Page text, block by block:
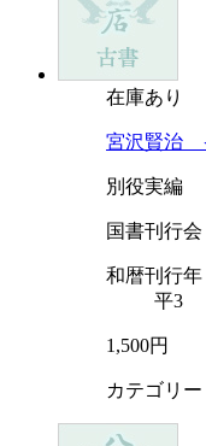
在庫あり
宮沢賢治
別役実編
国書刊行
和暦刊行年
平3
1,500円
カテゴリー